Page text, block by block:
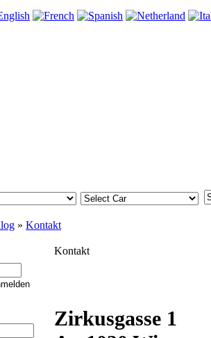
» Kontakt
Kontakt
Zirkusgasse 1